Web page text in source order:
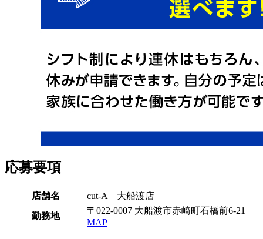
応募要項
店舗名
cut-A 大船渡店
勤務地
〒022-0007 大船渡市赤崎町石橋前6-21
MAP